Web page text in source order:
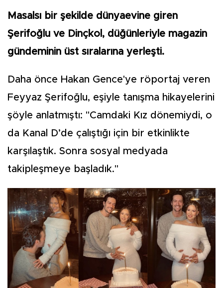
Masalsı bir şekilde dünyaevine giren
Şerifoğlu ve Dinçkol, düğünleriyle magazin
gündeminin üst sıralarına yerleşti.
Daha önce Hakan Gence'ye röportaj veren
Feyyaz Şerifoğlu, eşiyle tanışma hikayelerini
şöyle anlatmıştı: "Camdaki Kız dönemiydi, o
da Kanal D’de çalıştığı için bir etkinlikte
karşılaştık. Sonra sosyal medyada
takipleşmeye başladık."